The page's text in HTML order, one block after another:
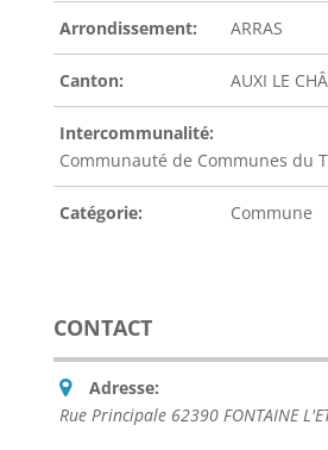
Arrondissement: ARRAS
Canton: AUXI LE
Intercommunalité:
Communauté de Communes du
Catégorie: Commune
CONTACT
Adresse:
Rue Principale 62390 FONTAINE